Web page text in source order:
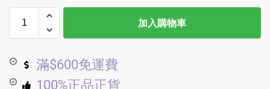
加入購物車
滿$600免運費
100%正品正貨